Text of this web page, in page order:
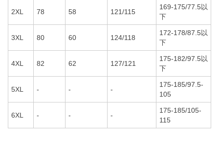
2XL 78 58 121/115
169-175/77.5以
下
3XL 80 60 124/118
172-178/87.5以
下
4XL 82 62 127/121
175-182/97.5以
下
5XL - - -
175-185/97.5-
105
6XL - - -
175-185/105-
115